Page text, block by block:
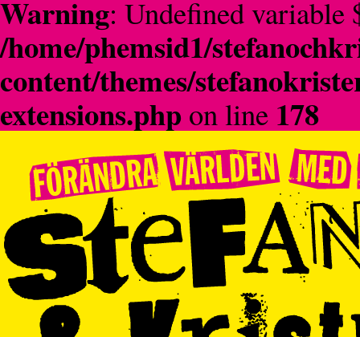
Warning: Undefined variable
/home/phemsid1/
content/themes/
extensions.php on line 178